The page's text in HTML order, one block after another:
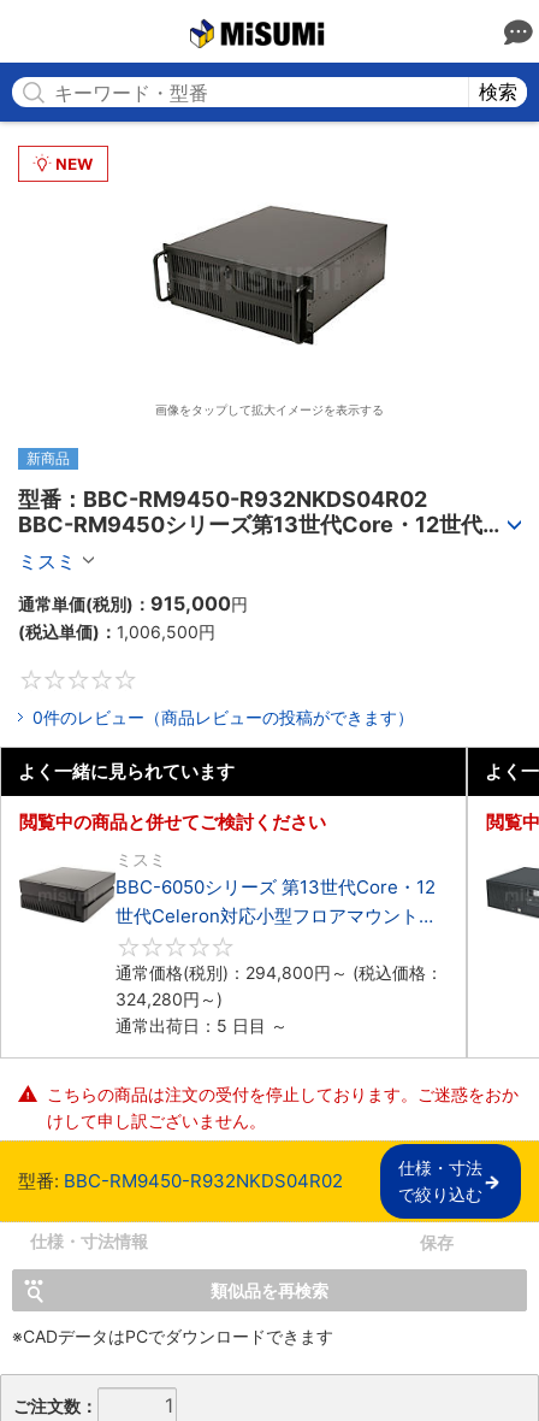
検索
画像をタップして拡大イメージを表示する
新商品
型番：BBC-RM9450-R932NKDS04R02
BBC-RM9450シリーズ第13世代Core・12世代
Celeron対応ラックマウント4PCIe
ミスミ
通常単価(税別)： 915,000円
(税込単価)： 1,006,500円
0件のレビュー（商品レビューの投稿ができます）
よく一緒に見られています
閲覧中の商品と併せてご検討ください
ミスミ
BBC-6050シリーズ 第13世代Core・12
世代Celeron対応小型フロアマウント
3PCIe
通常価格(税別)： 294,800円 ～ (税込価格：
324,280円 ～)
通常出荷日：5 日目 ～
よく
閲覧
こちらの商品は注文の受付を停止しております。ご迷惑をおか
けして申し訳ございません。
型番: BBC-RM9450-R932NKDS04R02
仕様・寸法
で絞り込む
仕様・寸法情報 保存
類似品を再検索
※CADデータはPCでダウンロードできます
ご注文数：